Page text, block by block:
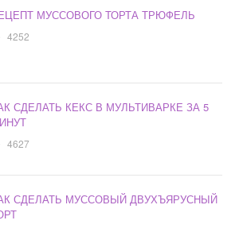
МУССОВОГО ТОРТА ТРЮФЕЛЬ
4252
СДЕЛАТЬ КЕКС В МУЛЬТИВАРКЕ ЗА 5
4627
СДЕЛАТЬ МУССОВЫЙ ДВУХЪЯРУСНЫЙ